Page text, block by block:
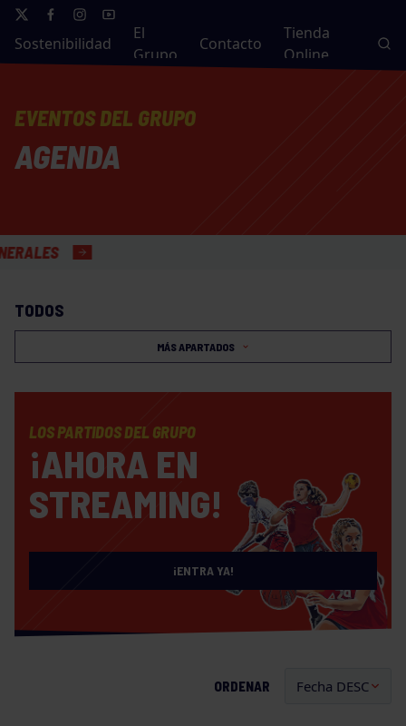
Sostenibilidad
El
Grupo
Contacto
Tienda
Online
EVENTOS DEL GRUPO
AGENDA
TODOS
MÁS APARTADOS
LOS PARTIDOS DEL GRUPO
¡AHORA EN
STREAMING!
¡ENTRA YA!
ORDENAR